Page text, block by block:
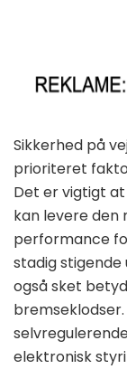
Sikkerhed på
prioriteret
Det er vigtigt
kan levere den
performance
stadig stigende
også sket
elektronisk